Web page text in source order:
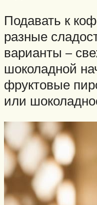
Подавать к
разные
варианты –
шоколадной
фруктовые
или